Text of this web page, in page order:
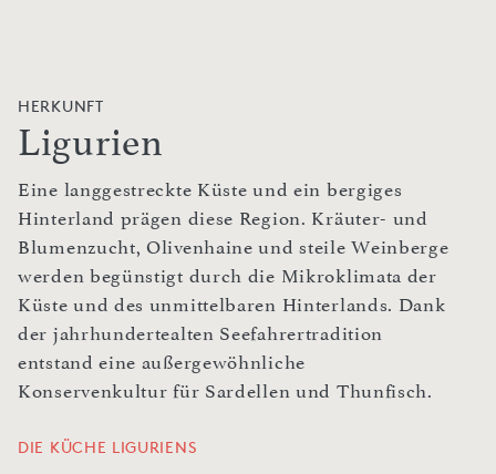
HERKUNFT
Ligurien
Eine langgestreckte Küste und ein bergiges
Hinterland prägen diese Region. Kräuter- und
Blumenzucht, Olivenhaine und steile Weinberge
werden begünstigt durch die Mikroklimata der
Küste und des unmittelbaren Hinterlands. Dank
der jahrhundertealten Seefahrertradition
entstand eine außergewöhnliche
Konservenkultur für Sardellen und Thunfisch.
DIE KÜCHE LIGURIENS